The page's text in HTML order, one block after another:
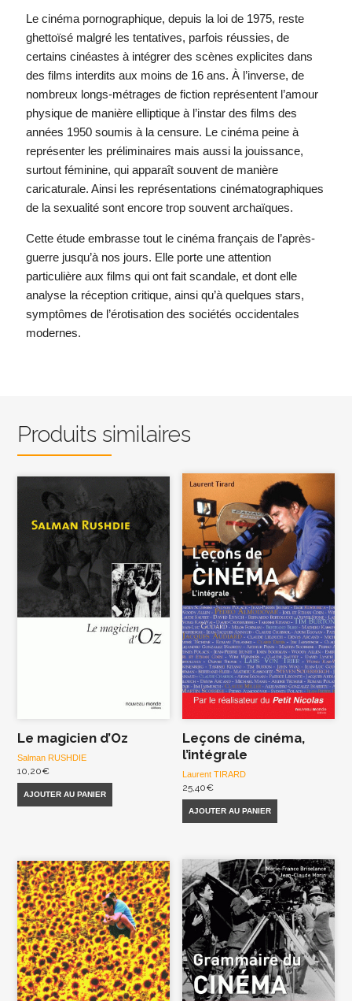
Le cinéma pornographique, depuis la loi de 1975, reste
ghettoïsé malgré les tentatives, parfois réussies, de
certains cinéastes à intégrer des scènes explicites dans
des films interdits aux moins de 16 ans. À l’inverse, de
nombreux longs-métrages de fiction représentent l’amour
physique de manière elliptique à l’instar des films des
années 1950 soumis à la censure. Le cinéma peine à
représenter les préliminaires mais aussi la jouissance,
surtout féminine, qui apparaît souvent de manière
caricaturale. Ainsi les représentations cinématographiques
de la sexualité sont encore trop souvent archaïques.
Cette étude embrasse tout le cinéma français de l’après-
guerre jusqu’à nos jours. Elle porte une attention
particulière aux films qui ont fait scandale, et dont elle
analyse la réception critique, ainsi qu’à quelques stars,
symptômes de l’érotisation des sociétés occidentales
modernes.
Produits similaires
Le magicien d’Oz
Salman RUSHDIE
10,20€
AJOUTER AU PANIER
Leçons de cinéma,
l’intégrale
Laurent TIRARD
25,40€
AJOUTER AU PANIER